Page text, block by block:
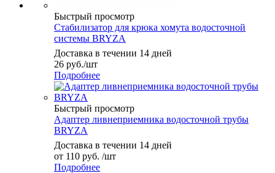
Быстрый просмотр
Стабилизатор для крюка хомута водосточной
системы BRYZA
Доставка в течении 14 дней
26 руб./шт
Подробнее
Быстрый просмотр
Адаптер ливнеприемника водосточной трубы
BRYZA
Доставка в течении 14 дней
от 110 руб. /шт
Подробнее